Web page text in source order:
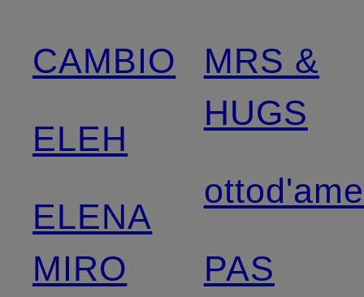
CAMBIO
ELEH
ELENA
MIRO
MRS &
HUGS
ottod'ame
PAS